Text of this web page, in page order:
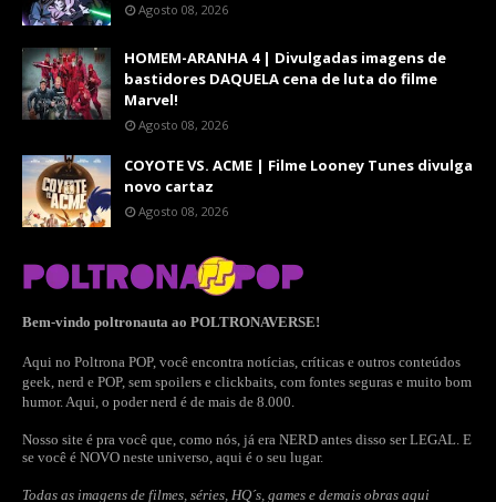
Agosto 08, 2026
HOMEM-ARANHA 4 | Divulgadas imagens de
bastidores DAQUELA cena de luta do filme
Marvel!
Agosto 08, 2026
COYOTE VS. ACME | Filme Looney Tunes divulga
novo cartaz
Agosto 08, 2026
Bem-vindo poltronauta ao POLTRONAVERSE!
Aqui no Poltrona POP, você encontra notícias, críticas e outros conteúdos
geek, nerd e POP, sem spoilers e clickbaits, com fontes seguras e muito bom
humor. Aqui, o poder nerd é de mais de 8.000.
Nosso site é pra você que, como nós, já era NERD antes disso ser LEGAL. E
se você é NOVO neste universo, aqui é o seu lugar.
Todas as imagens de filmes, séries, HQ´s, games e demais obras aqui